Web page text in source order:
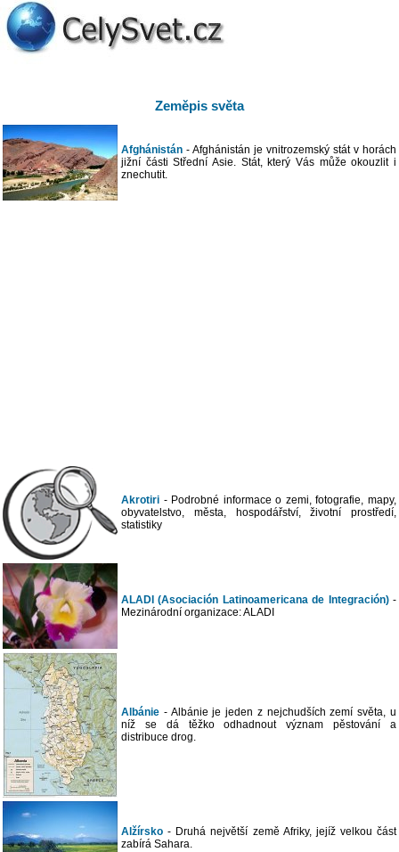
Zeměpis světa
Afghánistán - Afghánistán je vnitrozemský stát v horách
jižní části Střední Asie. Stát, který Vás může okouzlit i
znechutit.
Akrotiri - Podrobné informace o zemi, fotografie, mapy,
obyvatelstvo, města, hospodářství, životní prostředí,
statistiky
ALADI (Asociación Latinoamericana de Integración)-
Mezinárodní organizace: ALADI
Albánie - Albánie je jeden z nejchudších zemí světa, u
níž se dá těžko odhadnout význam pěstování a
distribuce drog.
Alžírsko - Druhá největší země Afriky, jejíž velkou část
zabírá Sahara.